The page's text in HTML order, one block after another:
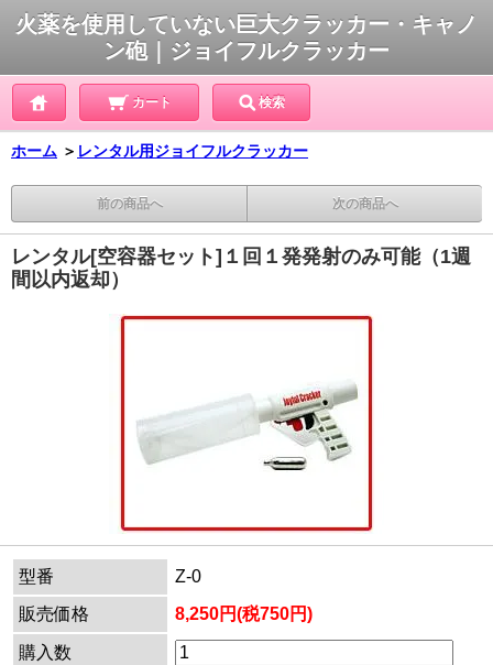
火薬を使用していない巨大クラッカー・キャノ
ン砲｜ジョイフルクラッカー
カート 検索
ホーム ＞ レンタル用ジョイフルクラッカー
前の商品へ 次の商品へ
レンタル[空容器セット]１回１発発射のみ可能（1週
間以内返却）
型番
Z-0
販売価格
8,250円(税750円)
購入数